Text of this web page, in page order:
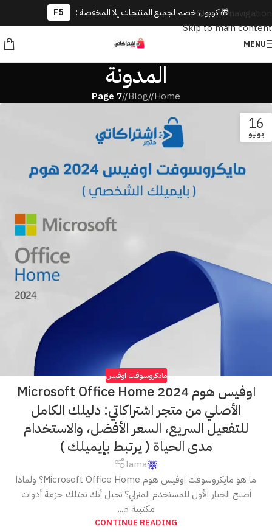
🎁 كوبون خصم لجميع المنتجات إلا المخفضة : F5
Skip to navigation
Skip to main content
MENU
المدونة
Home
/
Blog
/
Page 7
16
يوليو
مايكروسوفت اوفيس
اوفيس هوم 2024 Microsoft Office Home
الأصلي من متجر اشتراكاتي: دليلك الكامل
للتفعيل السريع، السعر الأفضل، والاستخدام
مدى الحياة ( يرتبط بإيميلك )
lama
ما هو مايكروسوفت اوفيس هوم Microsoft Office Home؟ ولماذا
أصبح الخيار الأول للمستخدم المنزلي؟ تخيل أنك تمتلك حزمة أدوات
مكتبية م...
CONTINUE READING